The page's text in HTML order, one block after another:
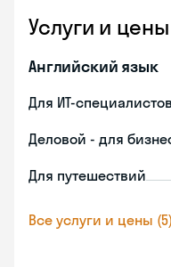
Услуги и цены
Английский язык
Для ИТ-специалистов
Деловой - для
Для путешествий
Все услуги и цены (5)